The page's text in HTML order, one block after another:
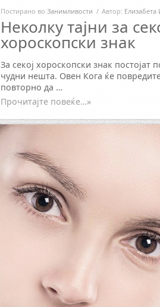
Постирано во Занимливости / Автор: Елизабета
Неколку тајни за
хороскопски знак
За секој хороскопски знак постојат
чудни нешта. Овен Кога ќе
повторно да …
Прочитајте повеќе…»